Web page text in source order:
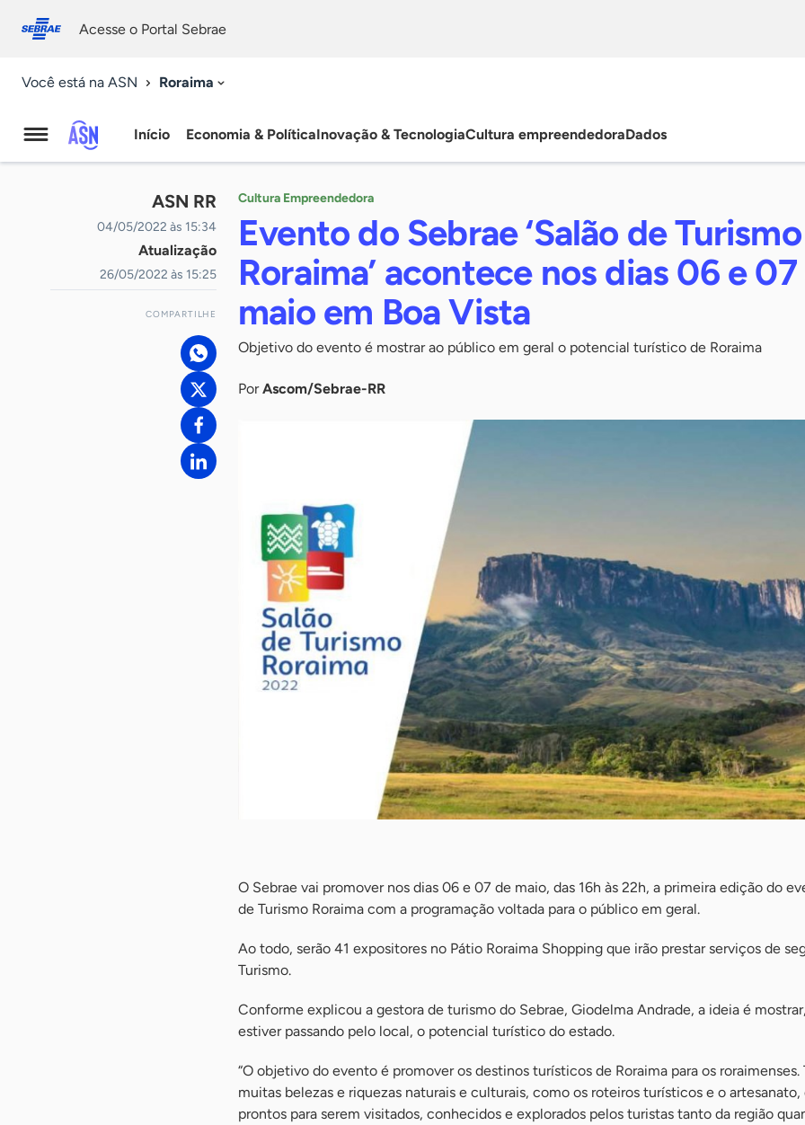
conosco
Acesse o Portal Sebrae
Você está na ASN Roraima
Agência
Sebrae
de
Notícias
Início Economia & PolíticaInovação & TecnologiaCultura empreendedoraDados
ASN RR
04/05/2022 às 15:34
Atualização
26/05/2022 às 15:25
COMPARTILHE
Cultura Empreendedora
Evento do Sebrae ‘Salão de Turismo
Roraima’ acontece nos dias 06 e
maio em Boa Vista
Objetivo do evento é mostrar ao público em geral o potencial turístico de Roraima
PorAscom/Sebrae-RR
O Sebrae vai promover nos dias 06 e 07 de maio, das 16h às 22h, a primeira edição do
de Turismo Roraima com a programação voltada para o público em geral.
Ao todo, serão 41 expositores no Pátio Roraima Shopping que irão prestar serviços de
Turismo.
Conforme explicou a gestora de turismo do Sebrae, Giodelma Andrade, a ideia é
estiver passando pelo local, o potencial turístico do estado.
“O objetivo do evento é promover os destinos turísticos de Roraima para os roraimenses.
muitas belezas e riquezas naturais e culturais, como os roteiros turísticos e o artesanato,
prontos para serem visitados, conhecidos e explorados pelos turistas tanto da região